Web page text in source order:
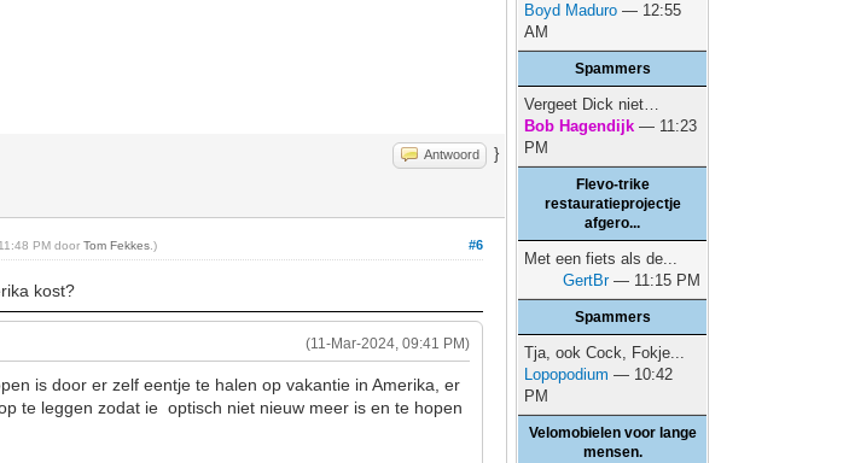
Antwoord }
#6
PM doorTom Fekkes .)
kost?
(11-Mar-2024, 09:41 PM)
is door er zelf eentje te halen op vakantie in Amerika, er
te leggen zodat ie optisch niet nieuw meer is en te hopen
Boyd Maduro — 12:55
AM
Spammers
Vergeet Dick niet…
Bob Hagendijk — 11:23
PM
Flevo-trike
restauratieprojectje
afgero...
Met een fiets als de...
GertBr— 11:15 PM
Spammers
Tja, ook Cock, Fokje...
Lopopodium — 10:42
PM
Velomobielen voor lange
mensen.